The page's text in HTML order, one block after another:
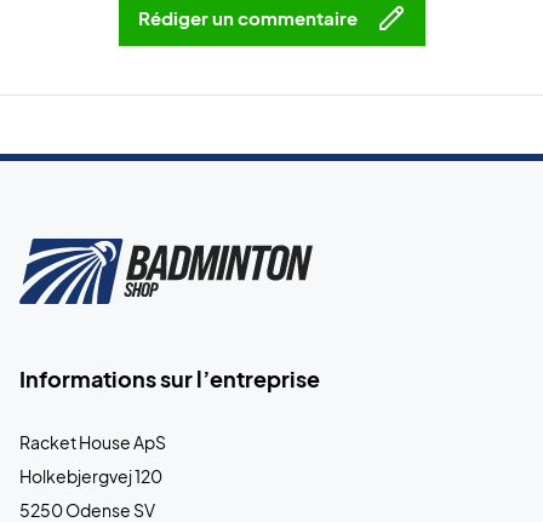
Rédiger un commentaire
Informations sur l’entreprise
Racket House ApS
Holkebjergvej 120
5250 Odense SV